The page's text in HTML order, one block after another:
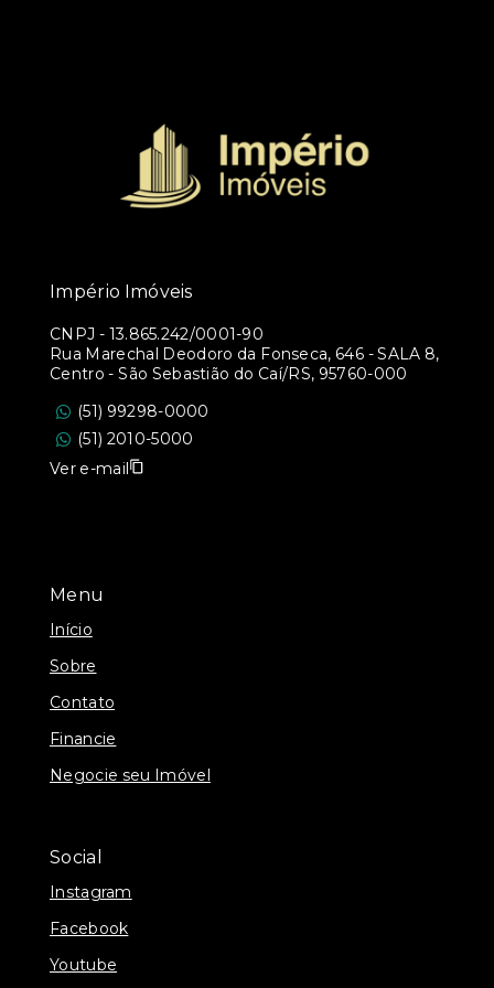
Menu
Início
Sobre
Contato
Financie
Negocie seu Imóvel
Social
Instagram
Facebook
Youtube
Império Imóveis
CNPJ - 13.865.242/0001-90
Rua Marechal Deodoro da Fonseca, 646 - SALA 8,
Centro - São Sebastião do Caí/RS, 95760-000
(51) 99298-0000
(51) 2010-5000
Ver e-mail